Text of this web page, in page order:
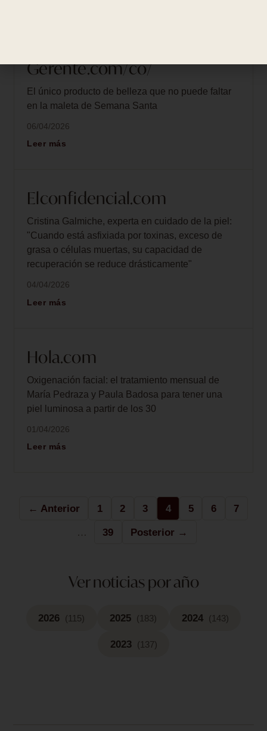
Gerente.com/co/
El único producto de belleza que no puede faltar
en la maleta de Semana Santa
06/04/2026
Leer más
Elconfidencial.com
Cristina Galmiche, experta en cuidado de la piel:
"Cuando está asfixiada por toxinas, exceso de
grasa o células muertas, su capacidad de
recuperación se reduce drásticamente"
04/04/2026
Leer más
Hola.com
Oxigenación facial: el tratamiento mensual de
María Pedraza y Paula Badosa para tener una
piel luminosa a partir de los 30
01/04/2026
Leer más
← Anterior 1 2 3 4 5 6 7
… 39 Posterior →
Ver noticias por año
2026 (115) 2025 (183) 2024 (143)
2023 (137)